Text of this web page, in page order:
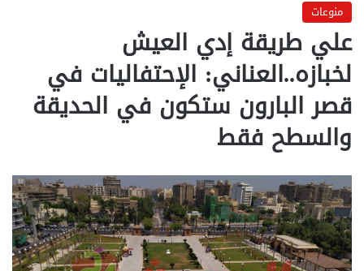
منوعات
علي طريقة إدي العيش
لخبازه..العناني: الإحتفاليات في
قصر البارون ستكون في الحديقة
والسطح فقط